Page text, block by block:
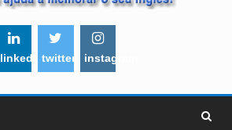
linkedintwitter instagram